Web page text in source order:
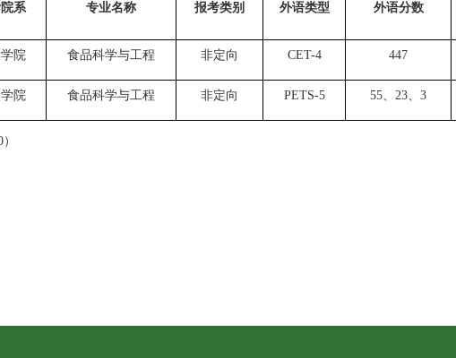
系 专业名称 报考类别 外语类型 外语分数
院 食品科学与工程 非定向 CET-4 447
院 食品科学与工程 非定向 PETS-5 55、23、3